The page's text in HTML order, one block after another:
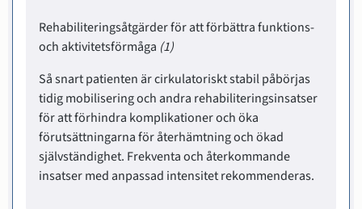
Rehabiliteringsåtgärder för att förbättra funktions-
och aktivitetsförmåga (1)
Så snart patienten är cirkulatoriskt stabil påbörjas
tidig mobilisering och andra rehabiliteringsinsatser
för att förhindra komplikationer och öka
förutsättningarna för återhämtning och ökad
självständighet. Frekventa och återkommande
insatser med anpassad intensitet rekommenderas.